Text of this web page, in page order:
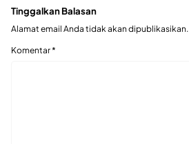
Tinggalkan Balasan
Alamat email Anda tidak akan dipublikasikan.
Komentar*